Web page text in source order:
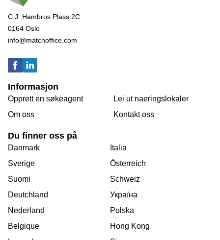
C.J. Hambros Plass 2C
0164 Oslo
info@matchoffice.com
Informasjon
Opprett en søkeagent
Om oss
Lei ut naeringslokaler
Kontakt oss
Du finner oss på
Danmark
Sverige
Suomi
Deutchland
Nederland
Belgique
Italia
Österreich
Schweiz
Україна
Polska
Hong Kong